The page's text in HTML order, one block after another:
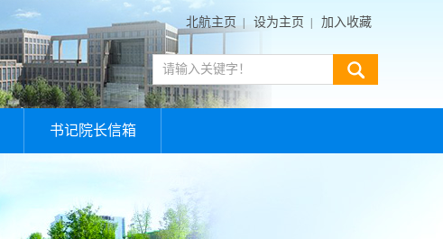
北航主页 设为主页 加入收藏
书记院长信箱